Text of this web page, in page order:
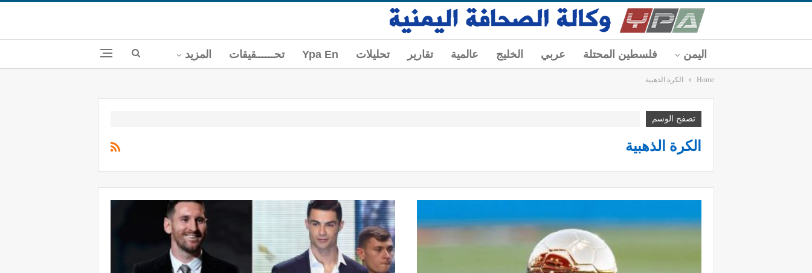
اليمن فلسطين المحتلة عربي الخليج عالمية تقارير تحليلات Ypa En تحــــــقيقات المزيد
Home الكرة الذهبية
تصفح الوسم
الكرة الذهبية